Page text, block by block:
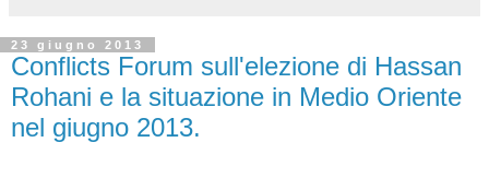
23 giugno 2013
Conflicts Forum sull'elezione di Hassan
Rohani e la situazione in Medio Oriente
nel giugno 2013.